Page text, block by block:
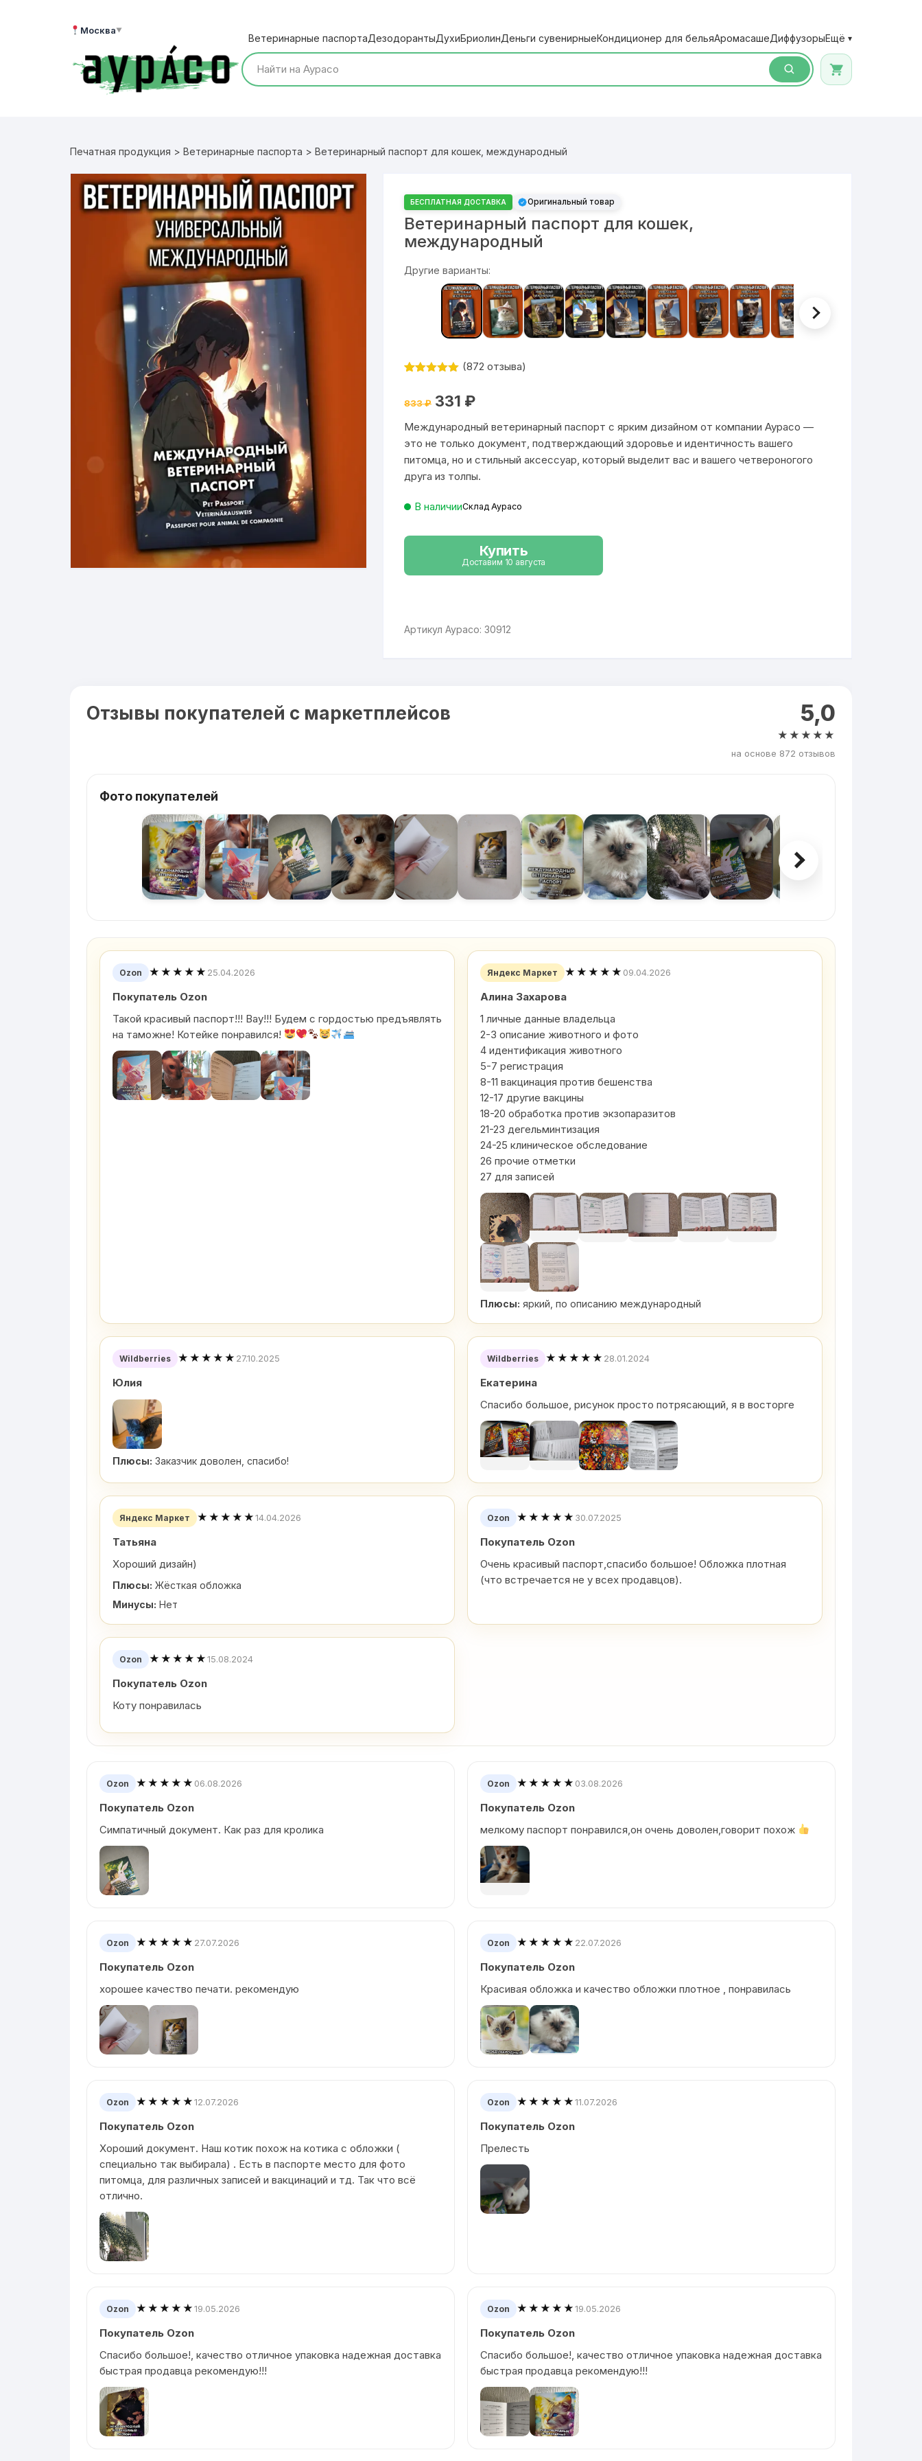
Москва▼
Ветеринарные паспортаДезодорантыДухиБриолинДеньги сувенирныеКондиционер для бельяАромасашеДиффузорыЕщё ▾
Печатная продукция > Ветеринарные паспорта > Ветеринарный паспорт для кошек, международный
БЕСПЛАТНАЯ ДОСТАВКА Оригинальный товар
Ветеринарный паспорт для кошек,
международный
Другие варианты:
на основе
пользовател
ей
(872 отзыва)
833₽ Первоначальная
цена
833 ₽.
331 ₽Текущая
Международный ветеринарный паспорт с ярким дизайном от компании Аурасо —
это не только документ, подтверждающий здоровье и идентичность вашего
питомца, но и стильный аксессуар, который выделит вас и вашего четвероногого
друга из толпы.
В наличииСклад Аурасо
Купить
Доставим 10 августа
Артикул Аурасо: 30912
Отзывы покупателей с маркетплейсов 5,0
★★★★★
на основе 872 отзывов
Фото покупателей
Ozon ★★★★★ 25.04.2026
Покупатель Ozon
Такой красивый паспорт!!! Вау!!! Будем с гордостью предъявлять
на таможне! Котейке понравился!
Яндекс Маркет ★★★★★ 09.04.2026
Алина Захарова
1 личные данные владельца
2-3 описание животного и фото
4 идентификация животного
5-7 регистрация
8-11 вакцинация против бешенства
12-17 другие вакцины
18-20 обработка против экзопаразитов
21-23 дегельминтизация
24-25 клиническое обследование
26 прочие отметки
27 для записей
Плюсы: яркий, по описанию международный
Wildberries ★★★★★ 27.10.2025
Юлия
Плюсы: Заказчик доволен, спасибо!
Wildberries ★★★★★ 28.01.2024
Екатерина
Спасибо большое, рисунок просто потрясающий, я в восторге
Яндекс Маркет ★★★★★14.04.2026
Татьяна
Хороший дизайн)
Плюсы: Жёсткая обложка
Минусы: Нет
Ozon ★★★★★ 30.07.2025
Покупатель Ozon
Очень красивый паспорт,спасибо большое! Обложка плотная
(что встречается не у всех продавцов).
Ozon ★★★★★15.08.2024
Покупатель Ozon
Коту понравилась
Ozon ★★★★★ 06.08.2026
Покупатель Ozon
Симпатичный документ. Как раз для кролика
Ozon ★★★★★ 03.08.2026
Покупатель Ozon
мелкому паспорт понравился,он очень доволен,говорит похож
Ozon ★★★★★ 27.07.2026
Покупатель Ozon
хорошее качество печати. рекомендую
Ozon ★★★★★ 22.07.2026
Покупатель Ozon
Красивая обложка и качество обложки плотное , понравилась
Ozon ★★★★★12.07.2026
Покупатель Ozon
Хороший документ. Наш котик похож на котика с обложки (
специально так выбирала) . Есть в паспорте место для фото
питомца, для различных записей и вакцинаций и тд. Так что всё
отлично.
Ozon ★★★★★11.07.2026
Покупатель Ozon
Прелесть
Ozon ★★★★★19.05.2026
Покупатель Ozon
Спасибо большое!, качество отличное упаковка надежная доставка
быстрая продавца рекомендую!!!
Ozon ★★★★★19.05.2026
Покупатель Ozon
Спасибо большое!, качество отличное упаковка надежная доставка
быстрая продавца рекомендую!!!